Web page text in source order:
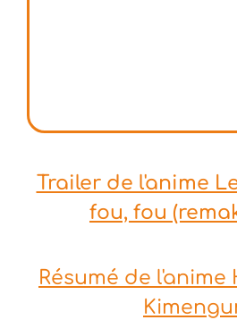
Trailer de l'anime
fou, fou
Résumé de l'anime